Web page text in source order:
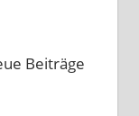
Beiträge